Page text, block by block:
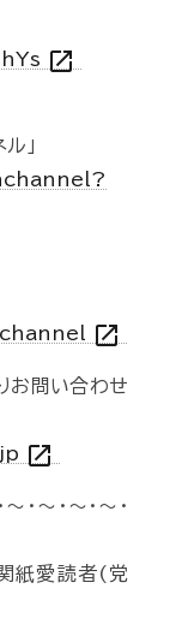
open_in_new
」
open_in_new
お問い合わせ
open_in_new
・～・～・～・
紙愛読者(党